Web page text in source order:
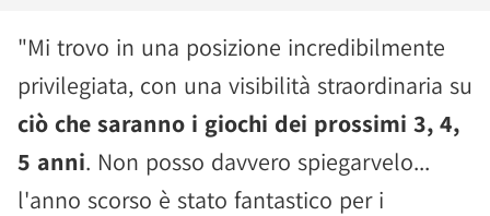
"Mi trovo in una posizione incredibilmente
privilegiata, con una visibilità straordinaria su
ciò che saranno i giochi dei prossimi 3, 4,
5 anni. Non posso davvero spiegarvelo...
l'anno scorso è stato fantastico per i